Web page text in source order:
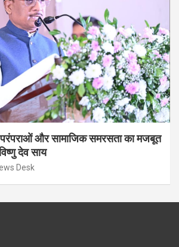
और सामाजिक समरसता का मजबूत
देव साय
Desk